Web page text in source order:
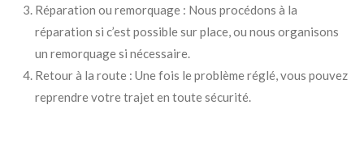
Réparation ou remorquage : Nous procédons à la
réparation si c’est possible sur place, ou nous organisons
un remorquage si nécessaire.
Retour à la route : Une fois le problème réglé, vous pouvez
reprendre votre trajet en toute sécurité.